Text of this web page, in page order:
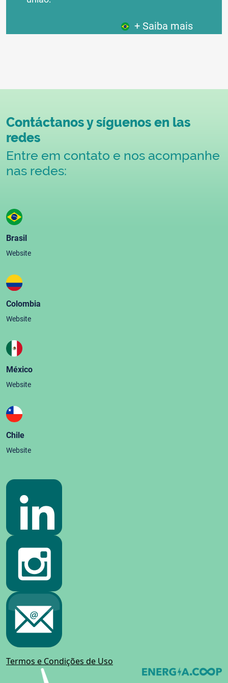
+ Saiba mais
Contáctanos y síguenos en las
redes
Entre em contato e nos acompanhe
nas redes:
Brasil
Website
Colombia
Website
México
Website
Chile
Website
Termos e Condições de Uso